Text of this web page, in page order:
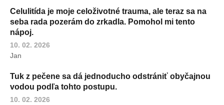
Celulitída je moje celoživotné trauma, ale teraz sa na
seba rada pozerám do zrkadla. Pomohol mi tento
nápoj.
10. 02. 2026
Jan
Tuk z pečene sa dá jednoducho odstrániť obyčajnou
vodou podľa tohto postupu.
10. 02. 2026